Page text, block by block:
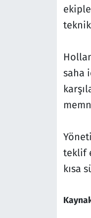
saha
teklif
kısa